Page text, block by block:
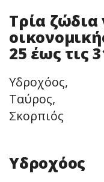
Τρία ζώδια
25 έως τις
Υδροχόος,
Ταύρος,
Σκορπιός
Υδροχόος